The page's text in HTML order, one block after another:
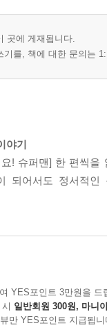
곳에 게재됩니다.
기를, 책에 대한 문의는
야기
! 슈퍼맨] 한 편씩
되어서도 정서적
YES포인트 3만원을 드
일반회원 300원, 마니
만 YES포인트 지급됩니